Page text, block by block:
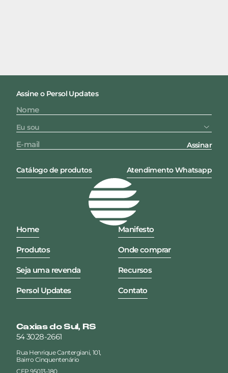
Assine o Persol Updates
Assinar
Catálogo de produtos Atendimento Whatsapp
Home Manifesto
Produtos Onde comprar
Seja uma revenda Recursos
Persol Updates Contato
Caxias do Sul, RS
54 3028-2661
Rua Henrique Cantergiani, 101,
Bairro Cinquentenário
CEP 95013-180